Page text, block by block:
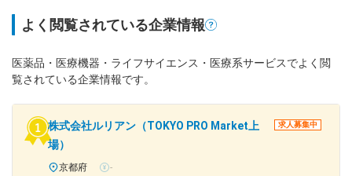
よく閲覧されている企業情報
医薬品・医療機器・ライフサイエンス・医療系サービスでよく閲
覧されている企業情報です。
株式会社ルリアン（TOKYO PRO Market上
場）
求人募集中
京都府 -